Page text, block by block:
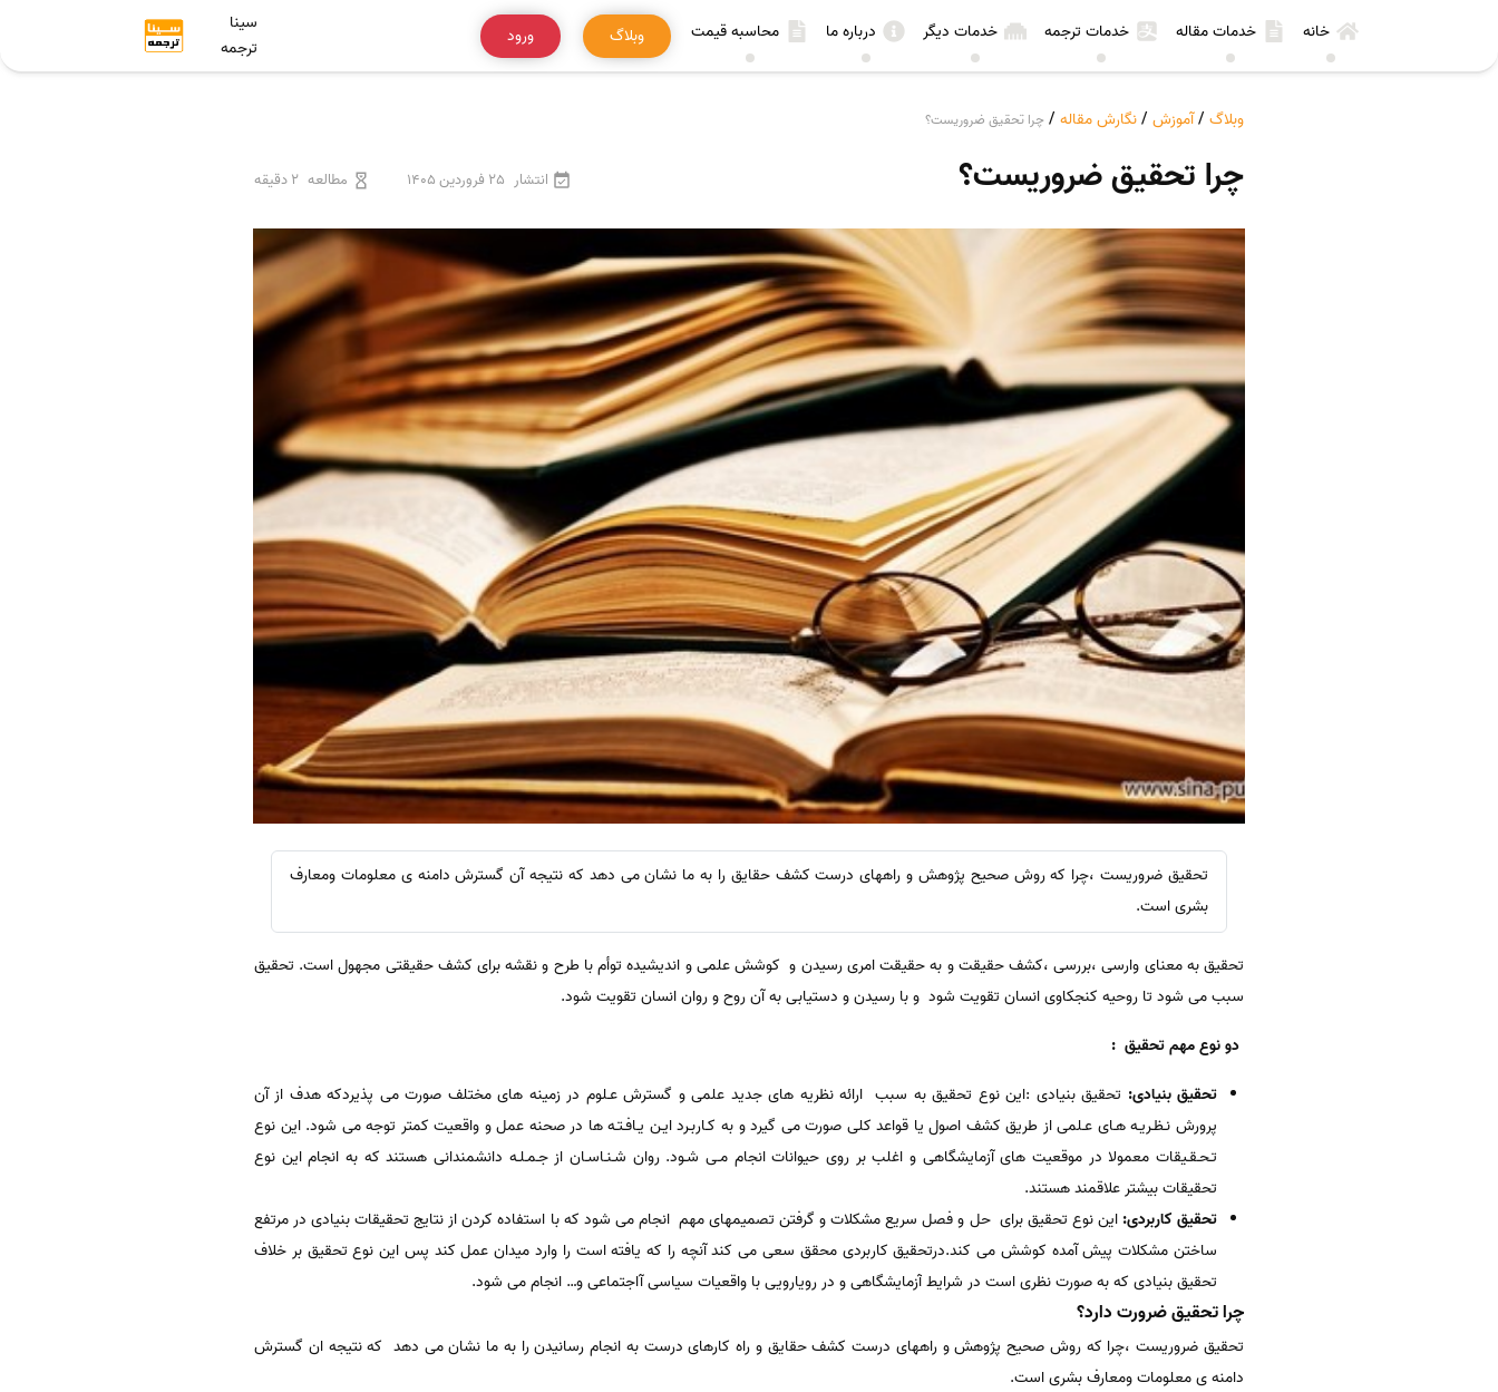
خانه خدمات مقاله خدمات ترجمه خدمات دیگر درباره ما محاسبه قیمت وبلاگ ورود
سینا
ترجمه
وبلاگ /آموزش /نگارش مقاله / چرا تحقیق ضروریست؟
چرا تحقیق ضروریست؟ انتشار 25 فروردین 1405 مطالعه 2 دقیقه
تحقیق ضروریست ،چرا که روش صحیح پژوهش و راههای درست کشف حقایق را به ما نشان می دهد که نتیجه آن گسترش دامنه ی معلومات ومعارف
بشری است.
تحقیق به معنای وارسی ،بررسی ،کشف حقیقت و به حقیقت امری رسیدن و کوشش علمی و اندیشیده توأم با طرح و نقشه برای کشف حقیقتی مجهول است. تحقیق
سبب می شود تا روحیه کنجکاوی انسان تقویت شود و با رسیدن و دستیابی به آن روح و روان انسان تقویت شود.
دو نوع مهم تحقیق :
تحقیق بنیادى: تحقیق بنیادی :این نوع تحقیق به سبب ارائه نظریه هاى جدید علمى و گسترش عـلوم در زمینه هاى مختلف صورت مى پذیردکه هدف از آن
پرورش نـظـریـه هـاى عـلمى از طریق کشف اصول یا قواعد کلى صورت مى گیرد و به کـاربـرد ایـن یـافـتـه ها در صحنه عمل و واقعیت کمتر توجه مى شود. این نوع
تـحـقـیقات معمولا در موقعیت هاى آزمایشگاهى و اغلب بر روى حیوانات انجام مـى شـود. روان شـنـاسـان از جـمـلـه دانشمندانى هستند که به انجام این نوع
تحقیقات بیشتر علاقمند هستند.
تحقیق کاربردی:این نوع تحقیق برای حل و فصل سریع مشکلات و گرفتن تصمیمهای مهم انجام می شود که با استفاده کردن از نتایج تحقیقات بنیادی در مرتفع
ساختن مشکلات پیش آمده کوشش می کند.درتحقیق کاربردی محقق سعی می کند آنچه را که یافته است را وارد میدان عمل کند پس این نوع تحقیق بر خلاف
تحقیق بنیادی که به صورت نظری است در شرایطآزمایشگاهى و در رویارویى با واقعیات سیاسى آاجتماعى و… انجام مى شود.
چرا تحقیق ضرورت دارد؟
تحقیق ضروریست ،چرا که روش صحیح پژوهش و راههای درست کشف حقایق و راه کارهای درست به انجام رسانیدن را به ما نشان می دهد که نتیجه ان گسترش
دامنه ی معلومات ومعارف بشری است.